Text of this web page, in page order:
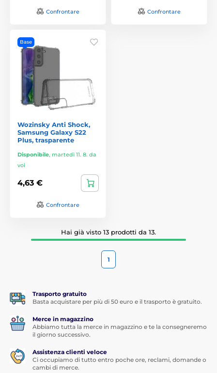
Confrontare Confrontare
Base
Wozinsky Anti Shock,
Samsung Galaxy S22
Plus, trasparente
Disponibile, martedì 11. 8. da
voi
4,63 €
Confrontare
Hai già visto 13 prodotti da 13.
1
Trasporto gratuito
Basta acquistare per più di 50 euro e il trasporto è gratuito.
Merce in magazzino
Abbiamo tutta la merce in magazzino e te la consegneremo
il giorno successivo.
Assistenza clienti veloce
Ci occupiamo di tutto entro poche ore, reclami, domande o
cambi di merce.